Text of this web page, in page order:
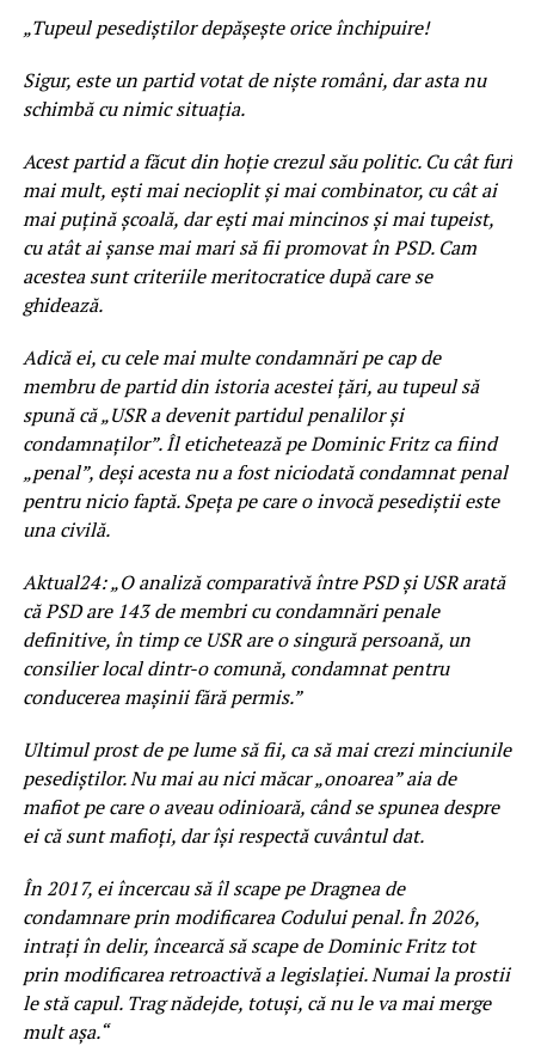
„Tupeul pesediștilor depășește orice închipuire!
Sigur, este un partid votat de niște români, dar asta nu
schimbă cu nimic situația.
Acest partid a făcut din hoție crezul său politic. Cu cât furi
mai mult, ești mai necioplit și mai combinator, cu cât ai
mai puțină școală, dar ești mai mincinos și mai tupeist,
cu atât ai șanse mai mari să fii promovat în PSD. Cam
acestea sunt criteriile meritocratice după care se
ghidează.
Adică ei, cu cele mai multe condamnări pe cap de
membru de partid din istoria acestei țări, au tupeul să
spună că „USR a devenit partidul penalilor și
condamnaților”. Îl etichetează pe Dominic Fritz ca fiind
„penal”, deși acesta nu a fost niciodată condamnat penal
pentru nicio faptă. Speța pe care o invocă pesediștii este
una civilă.
Aktual24: „O analiză comparativă între PSD și USR arată
că PSD are 143 de membri cu condamnări penale
definitive, în timp ce USR are o singură persoană, un
consilier local dintr-o comună, condamnat pentru
conducerea mașinii fără permis.”
Ultimul prost de pe lume să fii, ca să mai crezi minciunile
pesediștilor. Nu mai au nici măcar „onoarea” aia de
mafiot pe care o aveau odinioară, când se spunea despre
ei că sunt mafioți, dar își respectă cuvântul dat.
În 2017, ei încercau să îl scape pe Dragnea de
condamnare prin modificarea Codului penal. În 2026,
intrați în delir, încearcă să scape de Dominic Fritz tot
prin modificarea retroactivă a legislației. Numai la prostii
le stă capul. Trag nădejde, totuși, că nu le va mai merge
mult așa.“